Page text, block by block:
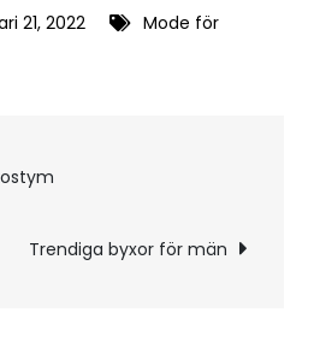
21, 2022
Mode för
Trendiga byxor för män